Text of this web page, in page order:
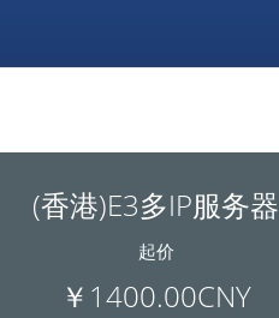
(香港)E3多IP服务器
起价
￥1400.00CNY